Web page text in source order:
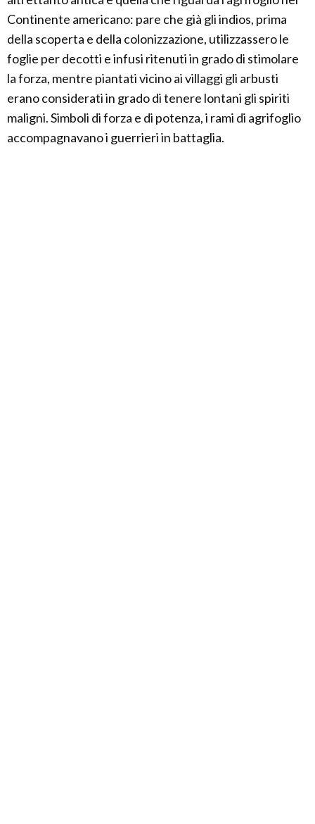
Continente americano: pare che già gli indios, prima
della scoperta e della colonizzazione, utilizzassero le
foglie per decotti e infusi ritenuti in grado di stimolare
la forza, mentre piantati vicino ai villaggi gli arbusti
erano considerati in grado di tenere lontani gli spiriti
maligni. Simboli di forza e di potenza, i rami di agrifoglio
accompagnavano i guerrieri in battaglia.